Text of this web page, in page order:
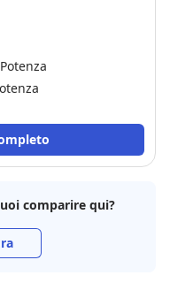
comparire qui?